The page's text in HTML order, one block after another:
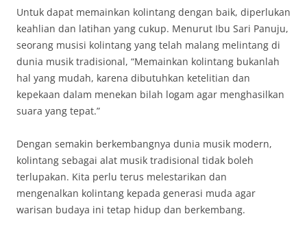
Untuk dapat memainkan kolintang dengan baik, diperlukan
keahlian dan latihan yang cukup. Menurut Ibu Sari Panuju,
seorang musisi kolintang yang telah malang melintang di
dunia musik tradisional, “Memainkan kolintang bukanlah
hal yang mudah, karena dibutuhkan ketelitian dan
kepekaan dalam menekan bilah logam agar menghasilkan
suara yang tepat.”
Dengan semakin berkembangnya dunia musik modern,
kolintang sebagai alat musik tradisional tidak boleh
terlupakan. Kita perlu terus melestarikan dan
mengenalkan kolintang kepada generasi muda agar
warisan budaya ini tetap hidup dan berkembang.